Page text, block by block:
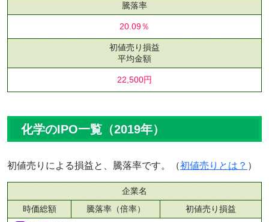
騰落率
20.09％
初値売り損益
平均金額
22,500円
化学のIPO一覧（2019年）
初値売りによる損益と、騰落率です。（初値売りとは？ ）
企業名
時価総額
騰落率（倍率）
初値売り損益